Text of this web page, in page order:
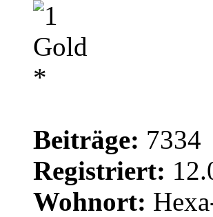
Beiträge: 7334
Registriert:
Wohnort: